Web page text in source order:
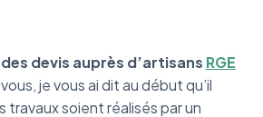
devis auprès d’artisans RGE
je vous ai dit au début qu’il
travaux soient réalisés par un